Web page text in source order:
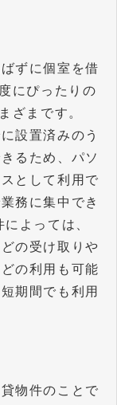
ずに個室を借
にぴったりの
ざまです。
設置済みのう
るため、パソ
として利用で
務に集中でき
よっては、
の受け取りや
の利用も可能
期間でも利用
物件のことで